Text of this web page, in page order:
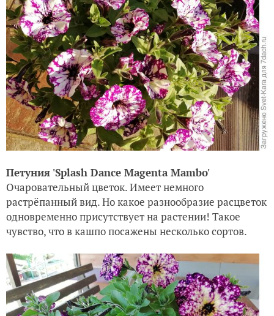
Петуния 'Splash Dance Magenta Mambo'
Очаровательный цветок. Имеет немного
растрёпанный вид. Но какое разнообразие расцветок
одновременно присутствует на растении! Такое
чувство, что в кашпо посажены несколько сортов.